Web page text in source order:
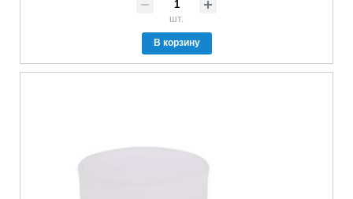
шт.
В корзину